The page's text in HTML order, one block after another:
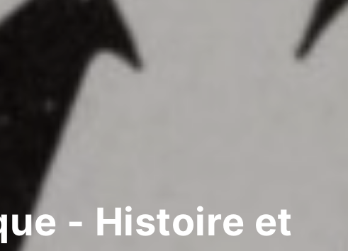
- Histoire et